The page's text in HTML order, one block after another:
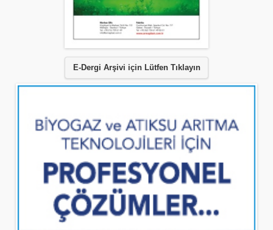
E-Dergi Arşivi için Lütfen Tıklayın